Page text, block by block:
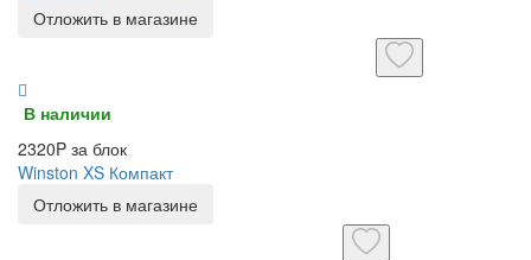
Отложить в магазине
В наличии
2320P за блок
Winston XS Компакт
Отложить в магазине